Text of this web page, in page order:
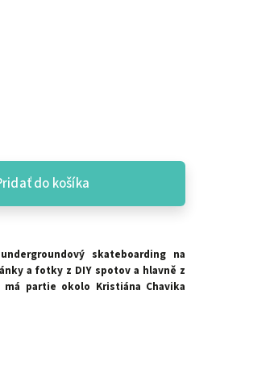
do košíka
skateboarding na
a fotky z DIY spotov a hlavně z
partie okolo Kristiána Chavika